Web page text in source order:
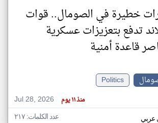
خطيرة في الصومال.. قوات
تدفع بتعزيزات عسكرية
قاعدة أمنية
Politics
Jul 28, 2026
منذ ١١ يوم
عربي عدد الكلمات: ٢١٧